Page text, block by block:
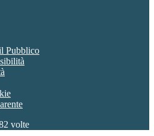
Pubblico
volte